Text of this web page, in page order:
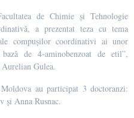
de Chimie și Tehnologie
a prezentat teza cu tema
compușilor coordinativi ai unor
de 4-aminobenzoat de etil”,
Gulea.
au participat 3 doctoranzi:
și Anna Rusnac.